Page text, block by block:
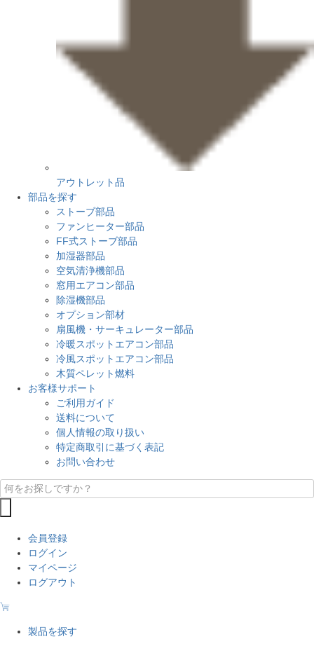
アウトレット品
部品を探す
ストーブ部品
ファンヒーター部品
FF式ストーブ部品
加湿器部品
空気清浄機部品
窓用エアコン部品
除湿機部品
オプション部材
扇風機・サーキュレーター部品
冷暖スポットエアコン部品
冷風スポットエアコン部品
木質ペレット燃料
お客様サポート
ご利用ガイド
送料について
個人情報の取り扱い
特定商取引に基づく表記
お問い合わせ
会員登録
ログイン
マイページ
ログアウト
製品を探す